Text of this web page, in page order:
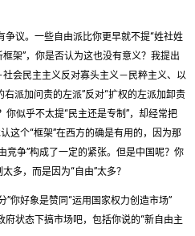
议。一些自由派比你更早就不提“姓社姓
架”，你是否认为这也没有意义？我提出
会民主主义反对寡头主义－民粹主义、以
右派加问责的左派”反对“扩权的左派加卸责
你似乎不太提“民主还是专制”，却经常把
这个“框架”在西方的确是有用的，因为那
竞争”构成了一定的紧张。但是中国呢？你
多，而是因为“自由”太多？
”你好象是赞同“运用国家权力创造市场”
状态下搞市场吧，包括你说的“新自由主